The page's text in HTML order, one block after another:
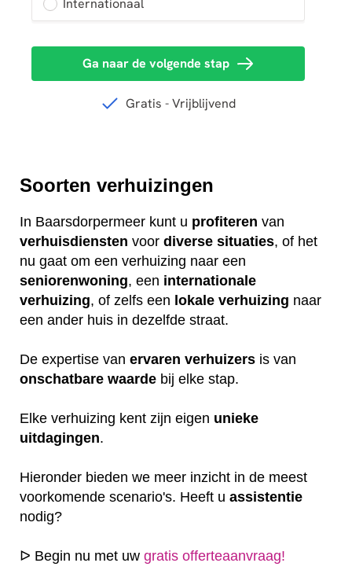
Soorten verhuizingen
In Baarsdorpermeer kunt u profiteren van
verhuisdiensten voor diverse situaties, of het
nu gaat om een verhuizing naar een
seniorenwoning, een internationale
verhuizing, of zelfs een lokale verhuizing naar
een ander huis in dezelfde straat.
De expertise van ervaren verhuizers is van
onschatbare waarde bij elke stap.
Elke verhuizing kent zijn eigen unieke
uitdagingen.
Hieronder bieden we meer inzicht in de meest
voorkomende scenario's. Heeft u assistentie
nodig?
ᐅ Begin nu met uw gratis offerteaanvraag!